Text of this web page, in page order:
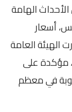
الهامة
أسعار
العامة
مؤكدة على
في معظم